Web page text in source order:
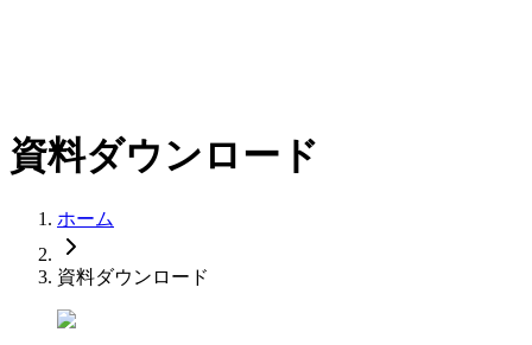
資料ダウンロード
ホーム
資料ダウンロード